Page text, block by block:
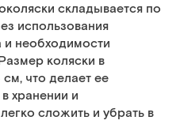
складывается по
использования
и необходимости
коляски в
что делает ее
хранении и
сложить и убрать в